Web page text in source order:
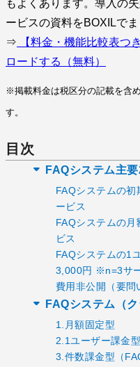
もよくあります。導入の
ービスの資料をBOXILで
⇒ 【料金・機能比較表つ
ロードする（無料）
※掲載料金は税区分の記載を含
す。
目次
FAQシステム主
FAQシステムの
ービス
FAQシステムの
ビス
FAQシステムの1
3,000円 ※n=3サ
費用非公開（要問
FAQシステム（
1.月額固定型
2.1ユーザー課金型
3.件数課金型（